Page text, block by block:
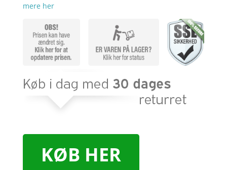
mere her
KØB HER